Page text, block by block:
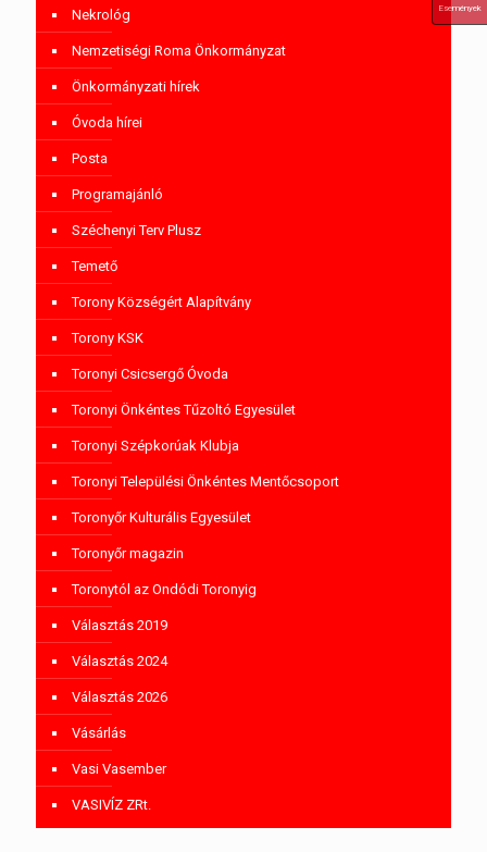
Nekrológ
Nemzetiségi Roma Önkormányzat
Önkormányzati hírek
Óvoda hírei
Posta
Programajánló
Széchenyi Terv Plusz
Temető
Torony Községért Alapítvány
Torony KSK
Toronyi Csicsergő Óvoda
Toronyi Önkéntes Tűzoltó Egyesület
Toronyi Szépkorúak Klubja
Toronyi Települési Önkéntes Mentőcsoport
Toronyőr Kulturális Egyesület
Toronyőr magazin
Toronytól az Ondódi Toronyig
Választás 2019
Választás 2024
Választás 2026
Vásárlás
Vasi Vasember
VASIVÍZ ZRt.
Események